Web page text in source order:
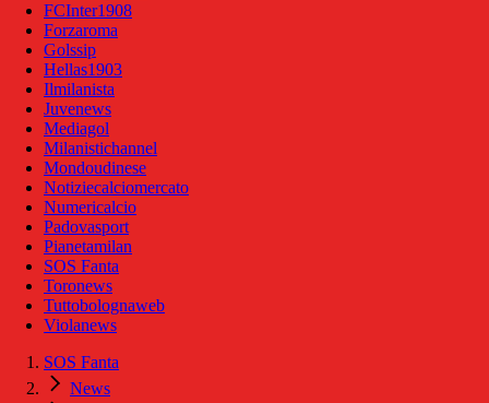
FCInter1908
Forzaroma
Golssip
Hellas1903
Ilmilanista
Juvenews
Mediagol
Milanistichannel
Mondoudinese
Notiziecalciomercato
Numericalcio
Padovasport
Pianetamilan
SOS Fanta
Toronews
Tuttobolognaweb
Violanews
SOS Fanta
News